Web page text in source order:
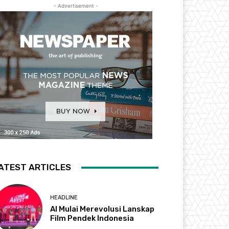
- Advertisement -
ARTICLES
HEADLINE
AI Mulai Merevolusi Lanskap
Film Pendek Indonesia